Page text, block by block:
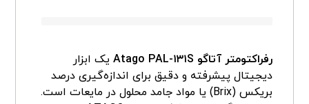
رفراکتومتر آتاگو Atago PAL-۱۳۱S
یک ابزار
دیجیتال پیشرفته و دقیق برای اندازه‌گیری درصد
بریکس (Brix) یا مواد جامد محلول در مایعات است.